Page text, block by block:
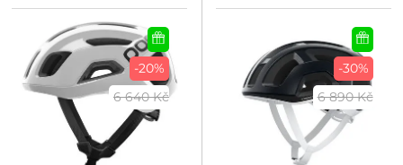
-20%
6 640 Kč
-30%
6 890 Kč